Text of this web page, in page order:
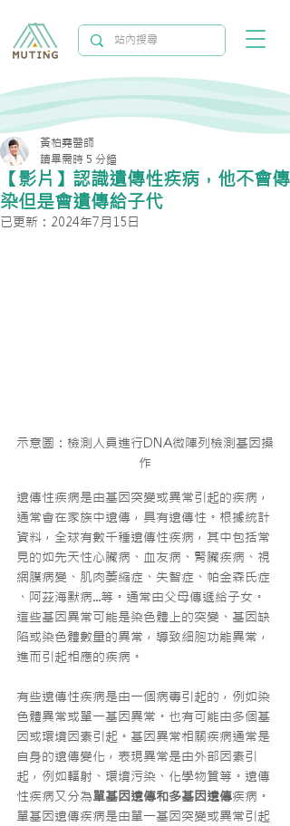
【影片】認識遺傳性疾病，他不會傳
染但是會遺傳給子代
黃柏堯醫師
讀畢需時 5 分鐘
已更新： 2024年7月15日
示意圖：檢測人員進行DNA微陣列檢測基因操
作
遺傳性疾病是由基因突變或異常引起的疾病，
通常會在家族中遺傳，具有遺傳性。根據統計
資料，全球有數千種遺傳性疾病，其中包括常
見的如先天性心臟病、血友病、腎臟疾病、視
網膜病變、肌肉萎縮症、失智症、帕金森氏症
、阿茲海默病...等。通常由父母傳遞給子女。
這些基因異常可能是染色體上的突變、基因缺
陷或染色體數量的異常，導致細胞功能異常，
進而引起相應的疾病。
有些遺傳性疾病是由一個病毒引起的，例如染
色體異常或單一基因異常。也有可能由多個基
因或環境因素引起。基因異常相關疾病通常是
自身的遺傳變化，表現異常是由外部因素引
起，例如輻射、環境污染、化學物質等。遺傳
性疾病又分為單基因遺傳和多基因遺傳疾病。
單基因遺傳疾病是由單一基因突變或異常引起